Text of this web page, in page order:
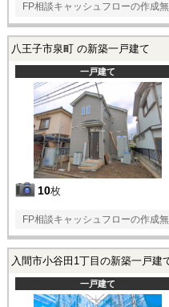
FP相談キャッシュフローの作成
八王子市泉町 の新築一戸建て
一戸建て
10枚
FP相談キャッシュフローの作成
入間市小谷田1丁目の新築一戸建
一戸建て